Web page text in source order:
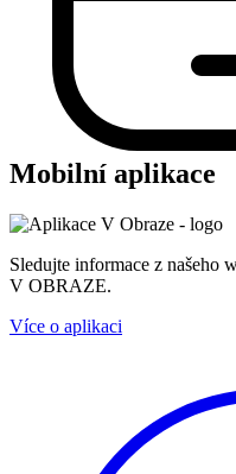
Mobilní aplikace
Sledujte informace z našeho
V OBRAZE.
Více o aplikaci